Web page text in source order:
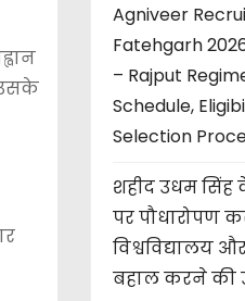
उसके
Agniveer
Fatehgarh
– Rajput
Schedule,
Selection
शहीद उधम
पर पौधारोपण
विश्वविद्यालय
बहाल करने की